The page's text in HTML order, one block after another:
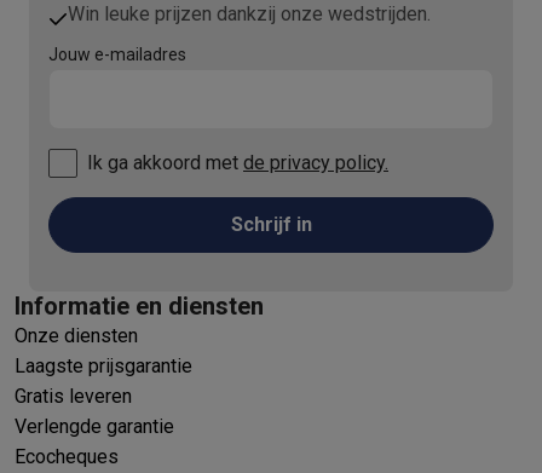
Win leuke prijzen dankzij onze wedstrijden.
Jouw e-mailadres
Ik ga akkoord met de privacy policy.
Schrijf in
Informatie en diensten
Onze diensten
Laagste prijsgarantie
Gratis leveren
Verlengde garantie
Ecocheques